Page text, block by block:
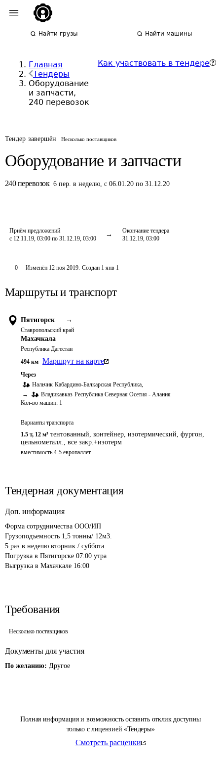
Найти грузы Найти машины
Главная
Тендеры
Оборудование
и запчасти,
240 перевозок
Как участвовать в тендере
Тендер завершён Несколько поставщиков
Оборудование и запчасти
240 перевозок 6 пер. в неделю,с 06.01.20 по 31.12.20
Приём предложений
с 12.11.19, 03:00 по 31.12.19, 03:00
Окончание тендера
31.12.19, 03:00
Полная информация и возможность оставить отклик доступны
только с лицензией «Тендеры»
Смотреть расценки
0 Изменён 12 ноя 2019. Создан 1 янв 1
Маршруты и транспорт
Пятигорск →
Ставропольский край
Махачкала
Республика Дагестан
494 км Маршрут на карте
Через
Нальчик Кабардино-Балкарская Республика,
→
Владикавказ Республика Северная Осетия - Алания
Кол-во машин: 1
Варианты транспорта
1.5 т, 12 м³ тентованный, контейнер, изотермический, фургон,
цельнометалл., все закр.+изотерм
вместимость 4-5 европаллет
Тендерная документация
Доп. информация
Форма сотрудничества ООО/ИП
Грузоподъемность 1,5 тонны/ 12м3.
5 раз в неделю вторник / суббота.
Погрузка в Пятигорске 07:00 утра
Выгрузка в Махачкале 16:00
Требования
Несколько поставщиков
Документы для участия
По желанию: Другое